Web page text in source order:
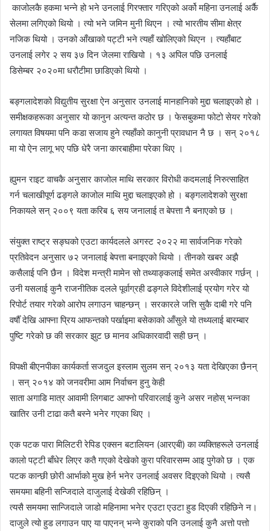
काजोलकै हकमा भन्ने हो भने उनलाई गिरफ्तार गरिएको अर्को महिना उनलाई अर्कै
सेलमा लगिएको थियो । त्यो भने जमिन मुनी थिएन । त्यो भारतीय सीमा क्षेत्र
नजिक थियो । उनको आँखाको पट्टी भने त्यहाँ खोलिएको थिएन । त्यहाँबाट
उनलाई लगेर २ सय ३७ दिन जेलमा राखियो । १३ अपिल पछि उनलाई
डिसेम्बर २०२०माधरौटीमा छाडिएको थियो ।
बङ्गलादेशको विद्युतीय सुरक्षा ऐन अनुसार उनलाई मानहानिको मुद्दा चलाइएको हो ।
समीक्षकहरूका अनुसार यो कानुन अत्यन्त कठोर छ । फेसबुकमा फोटो सेयर गरेको
लगायत विषयमा पनि कडा सजाय हुने त्यहाँको कानुनी प्रावधान नै छ । सन् २०१८
मा यो ऐनलागूभए पछि धेरै जना कारबाहीमा परेका थिए ।
ह्युमन राइट वाचकै अनुसार काजोल माथि सरकार विरोधी कदमलाई निरुत्साहित
गर्न चलाखीपूर्ण ढङ्गले काजोल माथि मुद्दा चलाइएको हो । बङ्गलादेशको सुरक्षा
निकायले सन् २००९ यता करिब ६ सय जनालाई त बेपत्ता नै बनाएको छ ।
संयुक्त राष्ट्र सङ्घको एउटा कार्यदलले अगस्ट २०२२ मा सार्वजनिक गरेको
प्रतिवेदन अनुसार ७२ जनालाई बेपत्ता बनाइएको थियो । तीनको खबर अझै
कसैलाई पनि छैन । विदेश मन्त्रीमामेनसो तथ्याङ्कलाई समेत अस्वीकार गर्छन् ।
उनी यसलाई कुनै राजनीतिक दलले पूर्वाग्रही ढङ्गले विदेशीलाई प्रयोग गरेर यो
रिपोर्ट तयार गरेको आरोप लगाउन चाहन्छन् । सरकारले जत्ति सुकै दाबी गरे पनि
वर्षौँ देखि आफ्ना प्रिय आफन्तको पर्खाइमा बसेकाको आँसुले यो तथ्यलाई बारम्बार
पुष्टि गरेको छ की सरकार झुट छ मानव अधिकारवादी सही छन् ।
विपक्षीबीएनपीकाकार्यकर्तासजदुलइस्लामसुलमसन् २०१३ यता देखिएका छैनन्
। सन् २०१४ को जनवरीमा आम निर्वाचन हुनु केही
साताअगाडिमात्र आवामीलिगबाट आफ्नो परिवारलाई कुने असर नहोस् भन्नका
खातिर उनी टाढा कतै बस्ने भनेर गएका थिए ।
एक पटक पारा मिलिटरीरेपिडएक्सन बटालियन (आरएबी) काव्यक्तिहरूले उनलाई
कालो पट्टी बाँधेर लिएर कतै गएको देखेको कुरा परिवारसम्म आइ पुगेको छ । एक
पटक कान्छी छोरीआर्भाकोमुख हेर्न भनेर उनलाई अवसर दिइएको थियो । त्यसै
समयमा बहिनीसन्जिदालेदाजुलाई देखेकी रहिछिन् ।
त्यसै समयमासान्जिदालेजाडो महिनामा भनेर एउटा एउटाहुडदिएकीरहिछिनेन।
दाजुले त्योहुडलगाउन पाए या पाएनन् भन्ने कुराको पनि उनलाई कुनै अत्तो पत्तो